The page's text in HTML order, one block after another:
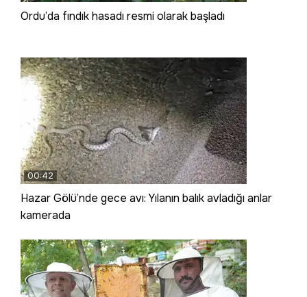
Ordu’da fındık hasadı resmi olarak başladı
00:42
Hazar Gölü’nde gece avı: Yılanın balık avladığı anlar
kamerada